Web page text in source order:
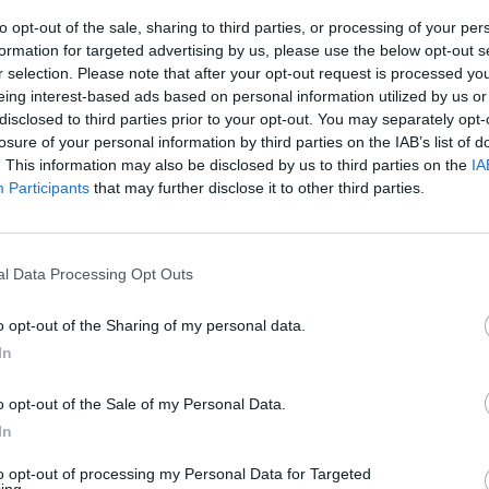
opt-out of the sale, sharing to third parties, or processing of your
for targeted advertising by us, please use the below opt-out
selection. Please note that after your opt-out request is processed
interest-based ads based on personal information utilized by us
to third parties prior to your opt-out. You may separately
of your personal information by third parties on the IAB’s list of
This information may also be disclosed by us to third parties on the
Participants that may further disclose it to other third parties.
Data Processing Opt Outs
opt-out of the Sharing of my personal data.
opt-out of the Sale of my Personal Data.
opt-out of processing my Personal Data for Targeted
- Girone A
il
"Lascio Torino con il
Tabbiani:
Desenzano, che colpo: